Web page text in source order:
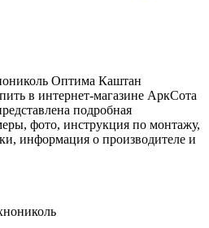
Оптима Каштан
в интернет-магазине АркСота
подробная
фото, инструкция по монтажу,
информация о производителе и